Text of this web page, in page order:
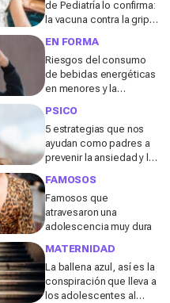
de Pediatría lo confirma:
la vacuna contra la gripe
años
EN FORMA
Riesgos del consumo
de bebidas energéticas
en menores y la
prohibición
PSICO
5 estrategias que nos
ayudan como padres a
prevenir la ansiedad y la
adolescentes
FAMOSOS
Famosos que
atravesaron una
adolescencia muy dura
MATERNIDAD
La ballena azul, así es la
conspiración que lleva a
los adolescentes al